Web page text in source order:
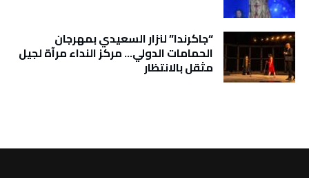
“جاكرندا” لنزار السعيدي بمهرجان
الحمامات الدولي… مركز النداء مرآة لجيل
مثقل بالانتظار